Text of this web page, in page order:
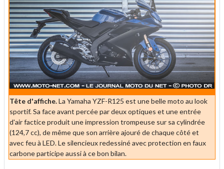
Tête d'affiche.La Yamaha YZF-R125 est une belle moto au look
sportif. Sa face avant percée par deux optiques et une entrée
d'air factice produit une impression trompeuse sur sa cylindrée
(124,7 cc), de même que son arrière ajouré de chaque côté et
avec feu à LED. Le silencieux redessiné avec protection en faux
carbone participe aussi à ce bon bilan.